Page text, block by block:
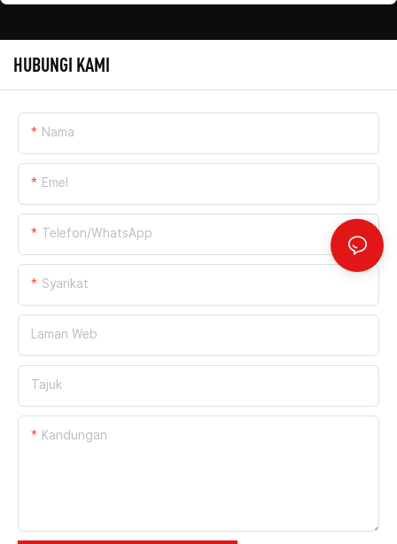
HUBUNGI KAMI
Nama
Emel
Telefon/WhatsApp
Syarikat
Laman Web
Tajuk
Kandungan